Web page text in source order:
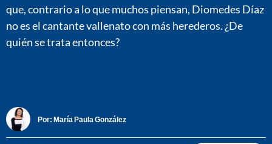
que, contrario a lo que muchos piensan, Diomedes Díaz
no es el cantante vallenato con más herederos. ¿De
quién se trata entonces?
Por: María Paula González